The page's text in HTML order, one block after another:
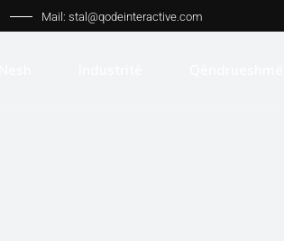
Mail: stal@qodeinteractive.com